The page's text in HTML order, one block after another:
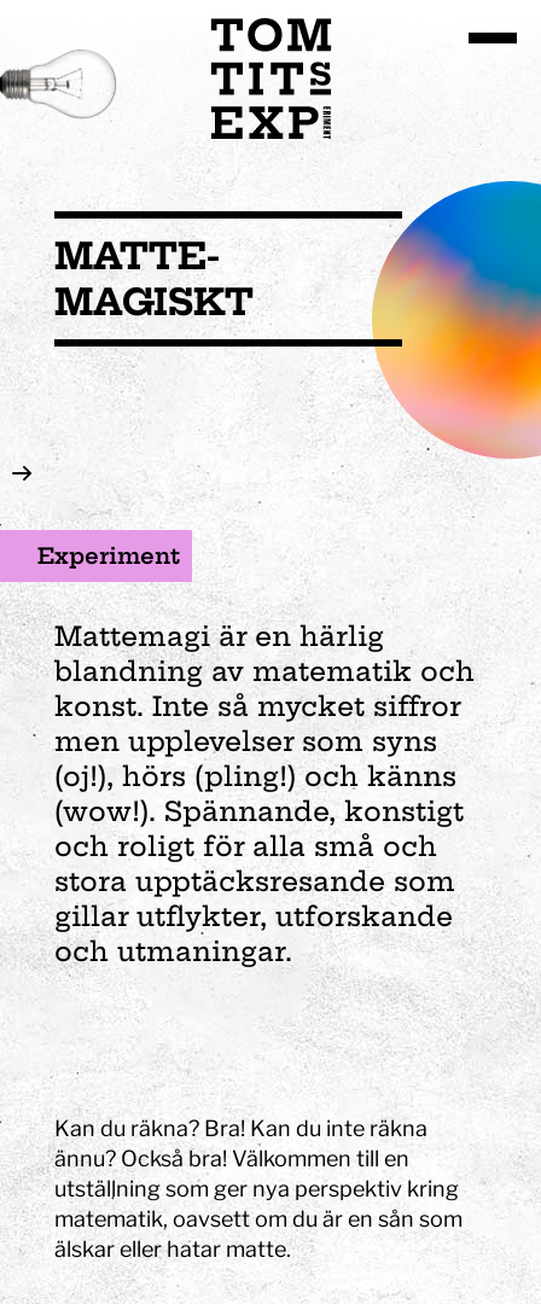
MATTE­
MAGISKT
Experiment
Mattemagi är en härlig
blandning av matematik och
konst. Inte så mycket siffror
men upplevelser som syns
(oj!), hörs (pling!) och känns
(wow!). Spännande, konstigt
och roligt för alla små och
stora upptäcksresande som
gillar utflykter, utforskande
och utmaningar.
Kan du räkna? Bra! Kan du inte räkna
ännu? Också bra! Välkommen till en
utställning som ger nya perspektiv kring
matematik, oavsett om du är en sån som
älskar eller hatar matte.